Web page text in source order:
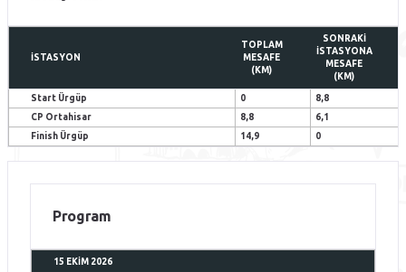
İSTASYON
TOPLAM
MESAFE
(KM)
SONRAKI
İSTASYONA
MESAFE
(KM)
Start Ürgüp 0 8,8
CP Ortahisar
8,8 6,1
Finish Ürgüp
14,9 0
Program
15 EKIM 2026